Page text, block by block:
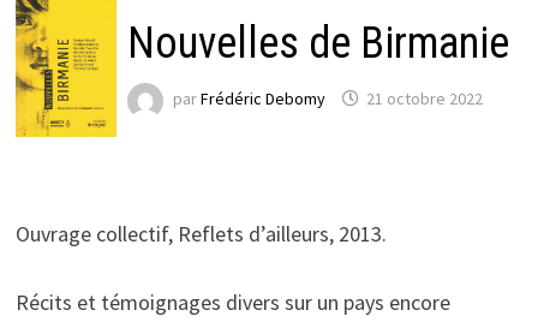
Nouvelles de Birmanie
parFrédéric Debomy 21 octobre 2022
Ouvrage collectif, Reflets d’ailleurs, 2013.
Récits et témoignages divers sur un pays encore